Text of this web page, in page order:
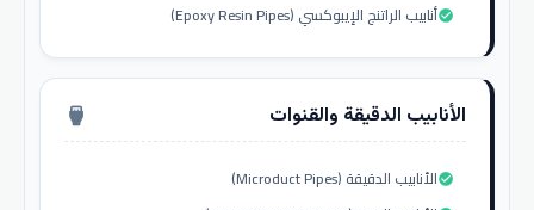
أنابيب الراتنج الإيبوكسي (Epoxy Resin Pipes)check_circle
الأنابيب الدقيقة والقنوات settings_input_hdmi
الأنابيب الدقيقة (Microduct Pipes)check_circle